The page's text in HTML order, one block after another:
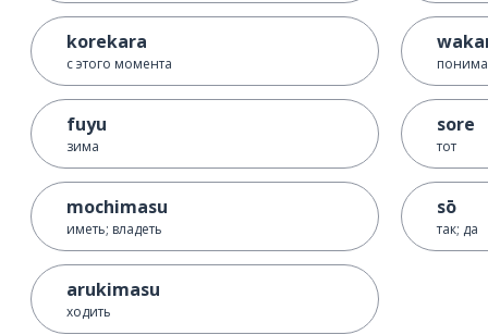
korekara
с этого момента
fuyu
зима
mochimasu
иметь; владеть
arukimasu
ходить
sore
тот
sō
так; да